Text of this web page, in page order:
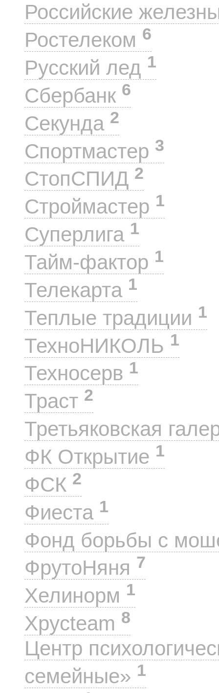
Российские
Ростелеком 6
Русский лед 1
Сбербанк 6
Секунда 2
Спортмастер 3
СтопСПИД 2
Строймастер 1
Суперлига 1
Тайм-фактор 1
Телекарта 1
Теплые традиции 1
ТехноНИКОЛЬ 1
Техносерв 1
Траст 2
Третьяковская
ФК Открытие 1
ФСК 2
Фиеста 1
Фонд борьбы с
ФрутоНяня 7
Хелинорм 1
Хрусteam 8
Центр
семейные» 1